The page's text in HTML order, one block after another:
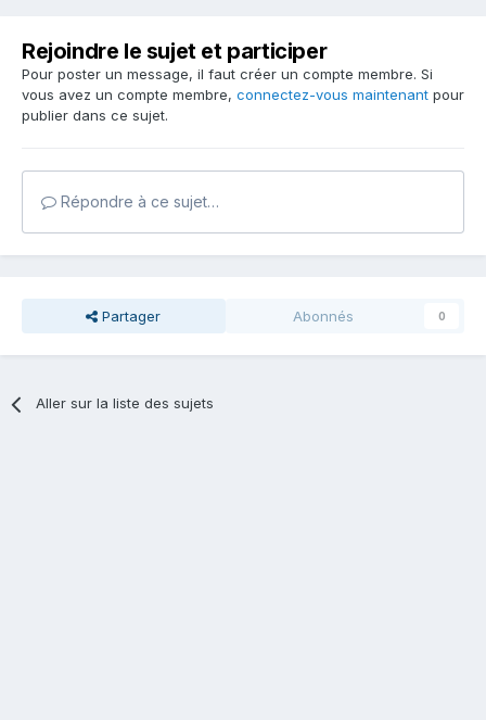
Rejoindre le sujet et participer
Pour poster un message, il faut créer un compte membre. Si
vous avez un compte membre, connectez-vous maintenant pour
publier dans ce sujet.
Répondre à ce sujet…
Partager Abonnés 0
Aller sur la liste des sujets